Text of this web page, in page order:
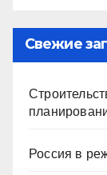
Свежие
Россия в